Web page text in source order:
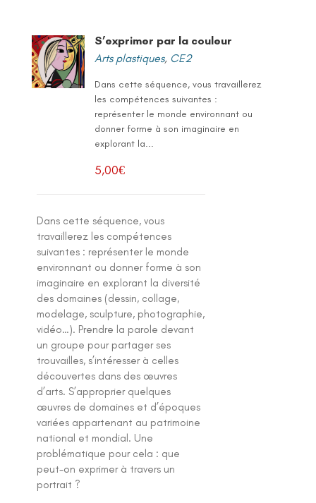
S’exprimer par la couleur
Arts plastiques, CE2
Dans cette séquence, vous travaillerez
les compétences suivantes :
représenter le monde environnant ou
donner forme à son imaginaire en
explorant la...
5,00€
Dans cette séquence, vous
travaillerez les compétences
suivantes : représenter le monde
environnant ou donner forme à son
imaginaire en explorant la diversité
des domaines (dessin, collage,
modelage, sculpture, photographie,
vidéo…). Prendre la parole devant
un groupe pour partager ses
trouvailles, s’intéresser à celles
découvertes dans des œuvres
d’arts. S’approprier quelques
œuvres de domaines et d’époques
variées appartenant au patrimoine
national et mondial. Une
problématique pour cela : que
peut-on exprimer à travers un
portrait ?